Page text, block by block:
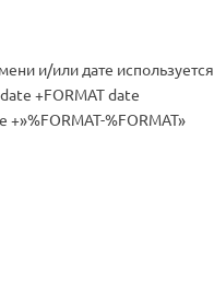
и/или дате используется
+FORMAT date
+»%FORMAT-%FORMAT»